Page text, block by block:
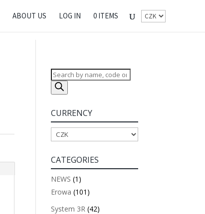
ABOUT US LOG IN 0 ITEMS
Products
search
CURRENCY
CATEGORIES
NEWS (1)
Erowa (101)
System 3R (42)